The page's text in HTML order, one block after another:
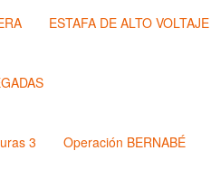
ESTAFA DE ALTO VOLTAJE
3 Operación BERNABÉ